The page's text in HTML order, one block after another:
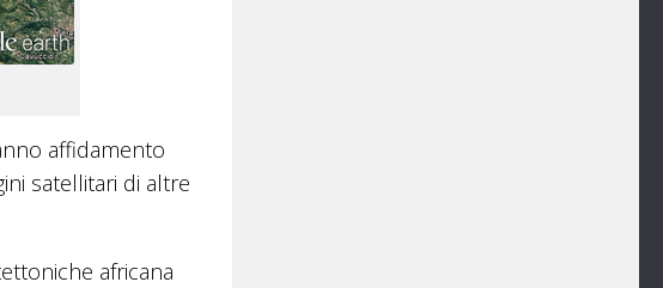
affidamento
satellitari di altre
africana